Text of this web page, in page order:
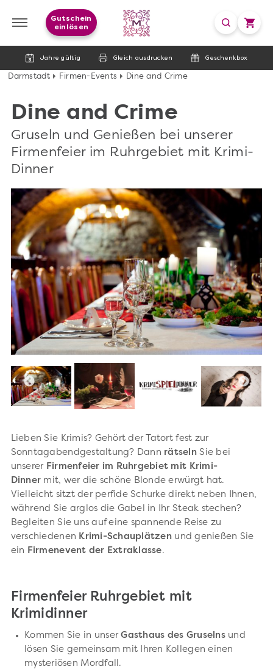
Jahre gültig Gleich ausdrucken Geschenkbox
Gutschein
einlösen
Darmstadt Firmen-Events Dine and Crime
Dine and Crime
Gruseln und Genießen bei unserer
Firmenfeier im Ruhrgebiet mit Krimi-
Dinner
Lieben Sie Krimis? Gehört der Tatort fest zur
Sonntagabendgestaltung? Dann rätseln Sie bei
unserer Firmenfeier im Ruhrgebiet mit Krimi-
Dinner mit, wer die schöne Blonde erwürgt hat.
Vielleicht sitzt der perfide Schurke direkt neben Ihnen,
während Sie arglos die Gabel in Ihr Steak stechen?
Begleiten Sie uns auf eine spannende Reise zu
verschiedenen Krimi-Schauplätzenund genießen Sie
ein Firmenevent der Extraklasse.
Firmenfeier Ruhrgebiet mit
Krimidinner
Kommen Sie in unserGasthaus des Gruselns und
lösen Sie gemeinsam mit Ihren Kollegen einen
mysteriösen Mordfall.